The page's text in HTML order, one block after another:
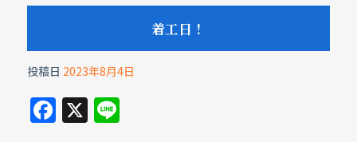
着工日！
投稿日 2023年8月4日
F X Li